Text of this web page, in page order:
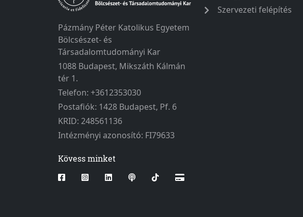
Pázmány Péter Katolikus Egyetem
Bölcsészet- és
Társadalomtudományi Kar
1088 Budapest, Mikszáth Kálmán
tér 1.
Telefon: +3612353030
Postafiók: 1428 Budapest, Pf. 6
KRID: 248561136
Intézményi azonosító: FI79633
Kövess minket
Szervezeti felépítés